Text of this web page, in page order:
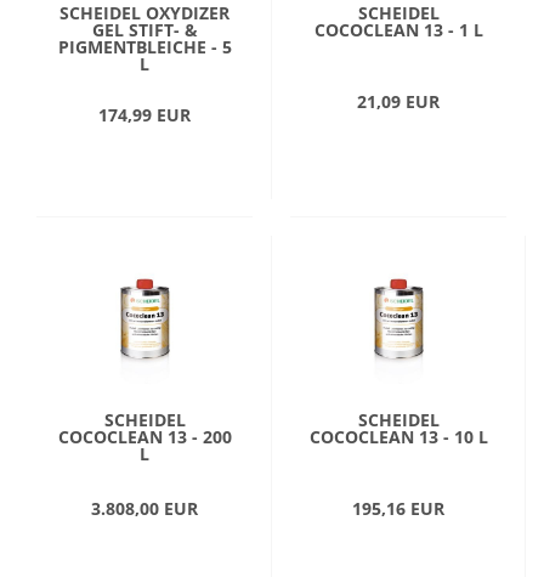
SCHEIDEL OXYDIZER
GEL STIFT- &
PIGMENTBLEICHE - 5
L
174,99 EUR
SCHEIDEL
COCOCLEAN 13 - 1 L
21,09 EUR
SCHEIDEL
COCOCLEAN 13 - 200
L
3.808,00 EUR
SCHEIDEL
COCOCLEAN 13 - 10 L
195,16 EUR